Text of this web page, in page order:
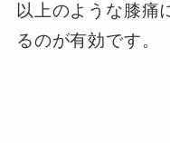
以上のような膝痛
るのが有効です。